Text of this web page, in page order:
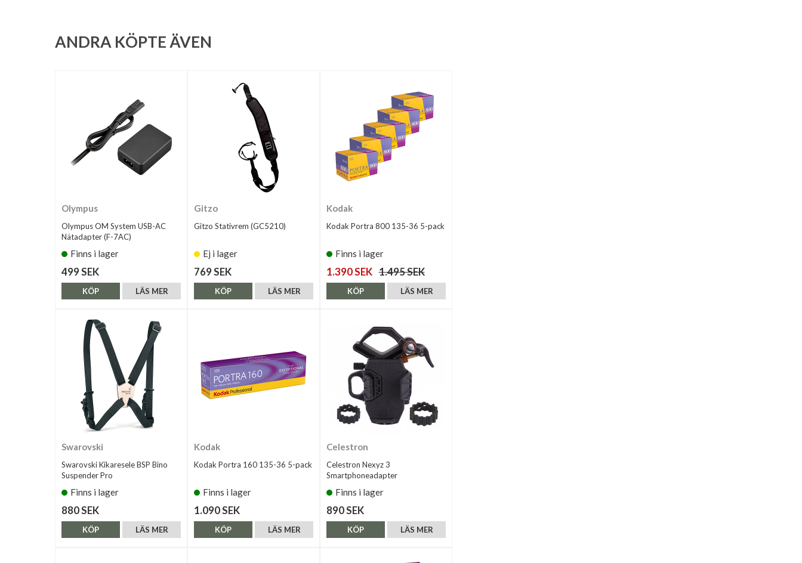
ANDRA KÖPTE ÄVEN
Olympus
Olympus OM System USB-AC
Nätadapter (F-7AC)
Finns i lager
499 SEK
LÄS MER
KÖP
Gitzo
Gitzo Stativrem (GC5210)
Ej i lager
769 SEK
LÄS MER
KÖP
Kodak
Kodak Portra 800 135-36 5-pack
Finns i lager
1.390 SEK 1.495 SEK
LÄS MER
KÖP
Swarovski
Swarovski Kikaresele BSP Bino
Suspender Pro
Finns i lager
880 SEK
LÄS MER
KÖP
Kodak
Kodak Portra 160 135-36 5-pack
Finns i lager
1.090 SEK
LÄS MER
KÖP
Celestron
Celestron Nexyz 3
Smartphoneadapter
Finns i lager
890 SEK
LÄS MER
KÖP